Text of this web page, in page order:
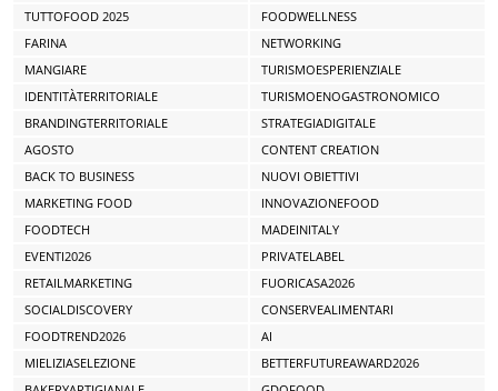
TUTTOFOOD 2025
FOODWELLNESS
FARINA
NETWORKING
MANGIARE
TURISMOESPERIENZIALE
IDENTITÀTERRITORIALE
TURISMOENOGASTRONOMICO
BRANDINGTERRITORIALE
STRATEGIADIGITALE
AGOSTO
CONTENT CREATION
BACK TO BUSINESS
NUOVI OBIETTIVI
MARKETING FOOD
INNOVAZIONEFOOD
FOODTECH
MADEINITALY
EVENTI2026
PRIVATELABEL
RETAILMARKETING
FUORICASA2026
SOCIALDISCOVERY
CONSERVEALIMENTARI
FOODTREND2026
AI
MIELIZIASELEZIONE
BETTERFUTUREAWARD2026